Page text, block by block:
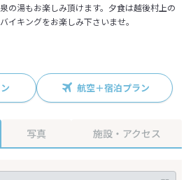
の湯もお楽しみ頂けます。夕食は越後村上の
イキングをお楽しみ下さいませ。
航空＋宿泊プラン
写真 施設・アクセス